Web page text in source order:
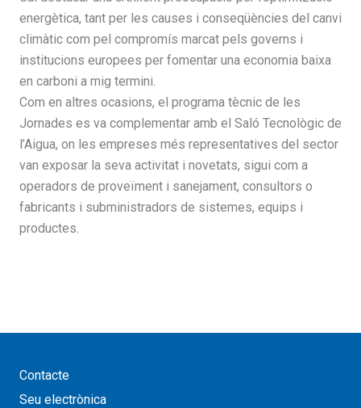
energètica, tant per les causes i conseqüències del canvi
climàtic com pel compromís marcat pels governs i
institucions europees per fomentar una economia baixa
en carboni a mig termini.
Com en altres ocasions, el programa tècnic de les
Jornades es va complementar amb el Saló Tecnològic de
l’Aigua, on les empreses més representatives del sector
van exposar la seva activitat i novetats, sigui com a
operadors de proveïment i sanejament, consultors o
fabricants i subministradors de sistemes, equips i
productes.
Contacte
Seu electrònica